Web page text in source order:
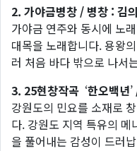
2. 가야금병창 / 병창 : 김
가야금 연주와 동시에 노
대목을 노래합니다. 용왕
러 처음 바다 밖으로 나서
3. 25현창작곡 ‘한오백년’
강원도의 민요를 소재로
다. 강원도 지역 특유의
을 풀어내는 감성이 드러